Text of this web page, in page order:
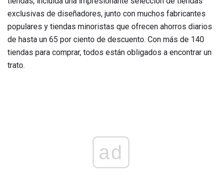
exclusivas de diseñadores, junto con muchos fabricantes
populares y tiendas minoristas que ofrecen ahorros diarios
de hasta un 65 por ciento de descuento. Con más de 140
tiendas para comprar, todos están obligados a encontrar un
trato.
ad